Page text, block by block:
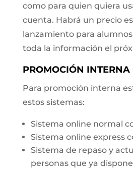
como para quien quiera
cuenta. Habrá un precio
lanzamiento para
toda la información el
PROMOCIÓN INTERNA
Para promoción interna
estos sistemas:
Sistema online normal
Sistema online express
Sistema de repaso y
personas que ya